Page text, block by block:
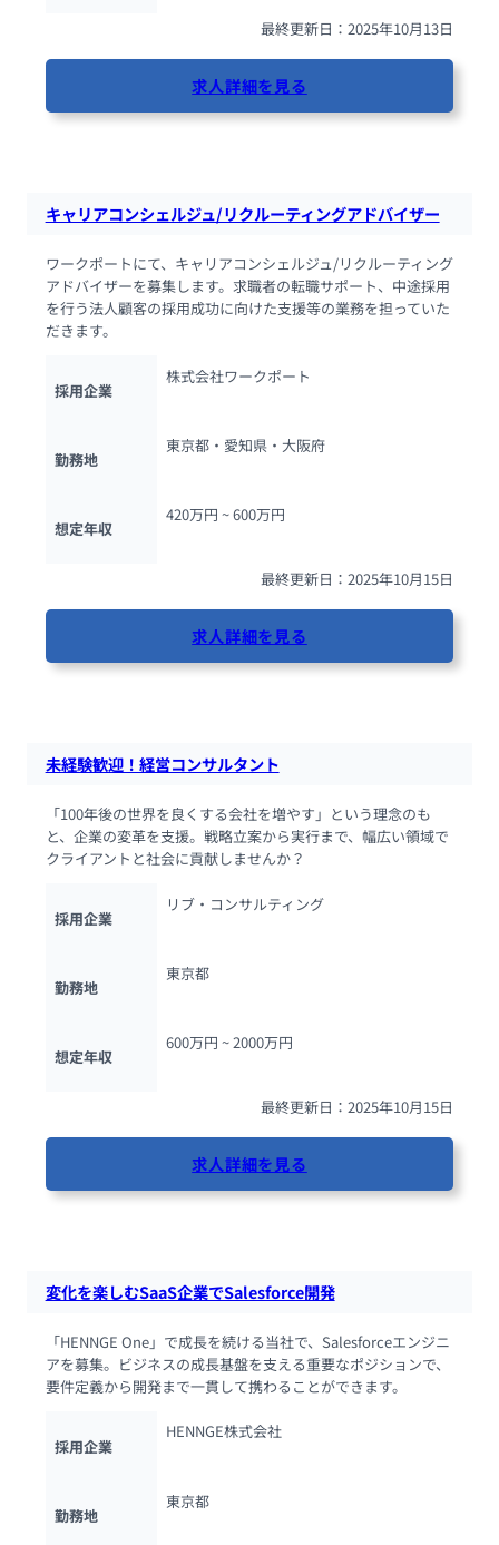
最終更新日：2025年10月13日
求人詳細を見る
キャリアコンシェルジュ/リクルーティングアドバイザー
ワークポートにて、キャリアコンシェルジュ/リクルーティング
アドバイザーを募集します。求職者の転職サポート、中途採用
を行う法人顧客の採用成功に向けた支援等の業務を担っていた
だきます。
採用企業
株式会社ワークポート
勤務地
東京都・愛知県・大阪府
想定年収
420万円 ~ 600万円
最終更新日：2025年10月15日
求人詳細を見る
未経験歓迎！経営コンサルタント
「100年後の世界を良くする会社を増やす」という理念のも
と、企業の変革を支援。戦略立案から実行まで、幅広い領域で
クライアントと社会に貢献しませんか？
採用企業
リブ・コンサルティング
勤務地
東京都
想定年収
600万円 ~ 2000万円
最終更新日：2025年10月15日
求人詳細を見る
変化を楽しむSaaS企業でSalesforce開発
「HENNGE One」で成長を続ける当社で、Salesforceエンジニ
アを募集。ビジネスの成長基盤を支える重要なポジションで、
要件定義から開発まで一貫して携わることができます。
採用企業
HENNGE株式会社
勤務地
東京都